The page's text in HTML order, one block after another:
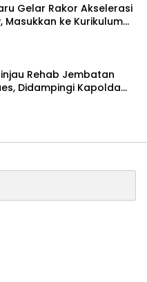
Gelar Rakor Akselerasi
Masukkan ke Kurikulum
Rehab Jembatan
Didampingi Kapolda